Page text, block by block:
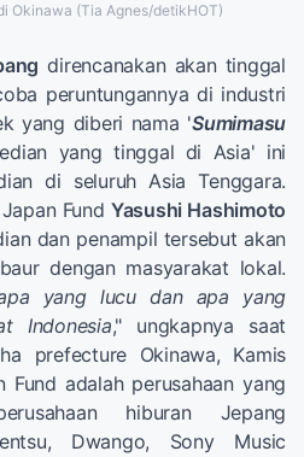
Okinawa (Tia Agnes/detikHOT)
direncanakan akan tinggal
peruntungannya di industri
yang diberi nama 'Sumimasu
yang tinggal di Asia' ini
di seluruh Asia Tenggara.
Fund Yasushi Hashimoto
dan penampil tersebut akan
dengan masyarakat lokal.
yang lucu dan apa yang
Indonesia," ungkapnya saat
prefecture Okinawa, Kamis
adalah perusahaan yang
hiburan Jepang
Dwango, Sony Music